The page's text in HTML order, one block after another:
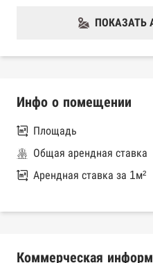
ПОКАЗАТЬ
Инфо о помещении
Площадь
Общая арендная ставка
Арендная ставка за 1м²
Коммерческая